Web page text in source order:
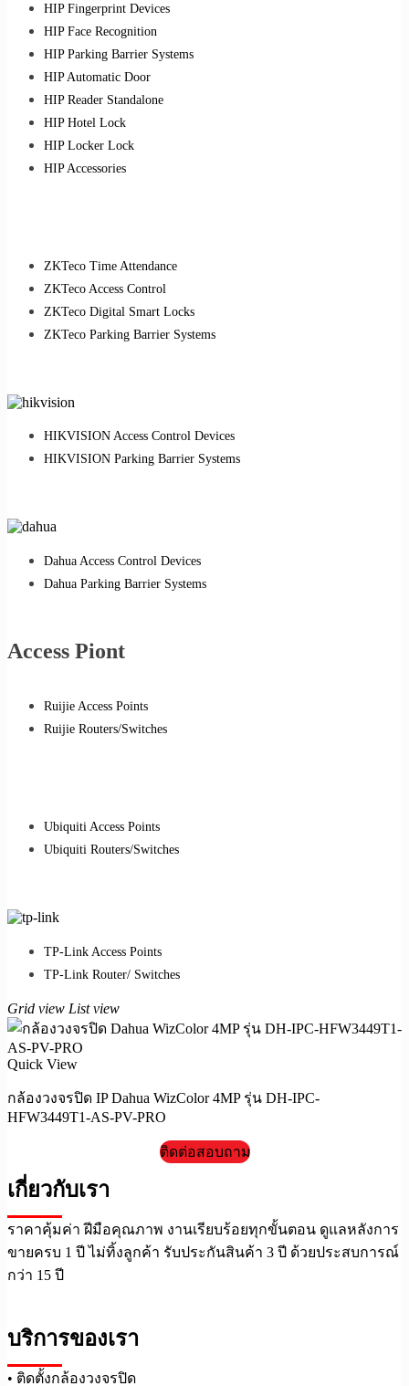
HIP Fingerprint Devices
HIP Face Recognition
HIP Parking Barrier Systems
HIP Automatic Door
HIP Reader Standalone
HIP Hotel Lock
HIP Locker Lock
HIP Accessories
ZKTeco Time Attendance
ZKTeco Access Control
ZKTeco Digital Smart Locks
ZKTeco Parking Barrier Systems
HIKVISION Access Control Devices
HIKVISION Parking Barrier Systems
Dahua Access Control Devices
Dahua Parking Barrier Systems
Access Piont
Ruijie Access Points
Ruijie Routers/Switches
Ubiquiti Access Points
Ubiquiti Routers/Switches
TP-Link Access Points
TP-Link Router/ Switches
Grid view List view
Quick View
กล้องวงจรปิด IP Dahua WizColor 4MP รุ่น DH-IPC-
HFW3449T1-AS-PV-PRO
ติดต่อสอบถาม
เกี่ยวกับเรา
ราคาคุ้มค่า ฝีมือคุณภาพ งานเรียบร้อยทุกขั้นตอน ดูแลหลังการ
ขายครบ 1 ปี ไม่ทิ้งลูกค้า รับประกันสินค้า 3 ปี ด้วยประสบการณ์
กว่า 15 ปี
บริการของเรา
• ติดตั้งกล้องวงจรปิด